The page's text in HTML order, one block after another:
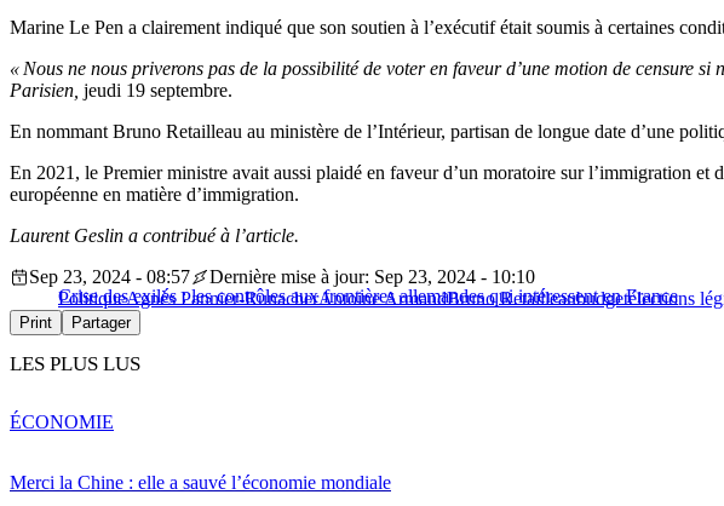
Marine Le Pen a clairement indiqué que son soutien à l’exécutif était soumis à certaines
« Nous ne nous priverons pas de la possibilité de voter en faveur d’une motion de censure
Parisien, jeudi 19 septembre.
En nommant Bruno Retailleau au ministère de l’Intérieur, partisan de longue date d’une
En 2021, le Premier ministre avait aussi plaidé en faveur d’un moratoire sur l’immigration
européenne en matière d’immigration.
Laurent Geslin a contribué à l’article.
Crise des exilés : les contrôles aux frontières allemandes qui intéressent en France
Sep 23, 2024 - 08:57
Dernière mise à jour: Sep 23, 2024 - 10:10
PolitiqueAgnès Pannier-RunacherAntoine ArmandBruno Retailleaubudgetélections
Print Partager
LES PLUS LUS
Merci la Chine : elle a sauvé l’économie mondiale
ÉCONOMIE